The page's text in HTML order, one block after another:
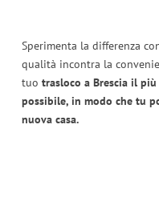
Sperimenta la differenza
qualità incontra la
tuo trasloco a Brescia il
possibile, in modo che tu
nuova casa.